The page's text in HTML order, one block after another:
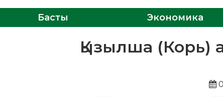
Басты Экономика
Қызылша (Корь)